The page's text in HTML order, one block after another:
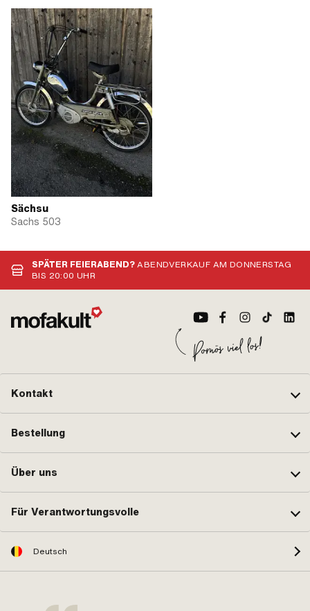
Sächsu
Sachs 503
SPÄTER FEIERABEND?ABENDVERKAUF AM DONNERSTAG
BIS 20:00 UHR
Kontakt
Bestellung
Über uns
Für Verantwortungsvolle
Deutsch